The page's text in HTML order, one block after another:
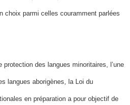
choix parmi celles couramment parlées
des langues minoritaires, l’une
langues aborigènes, la Loi du
en préparation a pour objectif de